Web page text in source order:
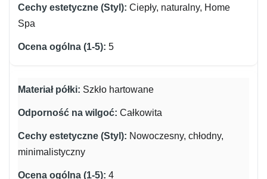
Ciepły, naturalny, Home
Spa
5
Szkło hartowane
Całkowita
Nowoczesny, chłodny,
minimalistyczny
4